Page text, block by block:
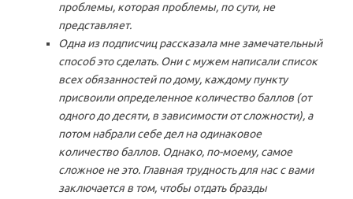
проблемы, которая проблемы, по сути, не
представляет.
Одна из подписчиц рассказала мне замечательный
способ это сделать. Они с мужем написали список
всех обязанностей по дому, каждому пункту
присвоили определенное количество баллов (от
одного до десяти, в зависимости от сложности), а
потом набрали себе дел на одинаковое
количество баллов. Однако, по-моему, самое
сложное не это. Главная трудность для нас с вами
заключается в том, чтобы отдать бразды